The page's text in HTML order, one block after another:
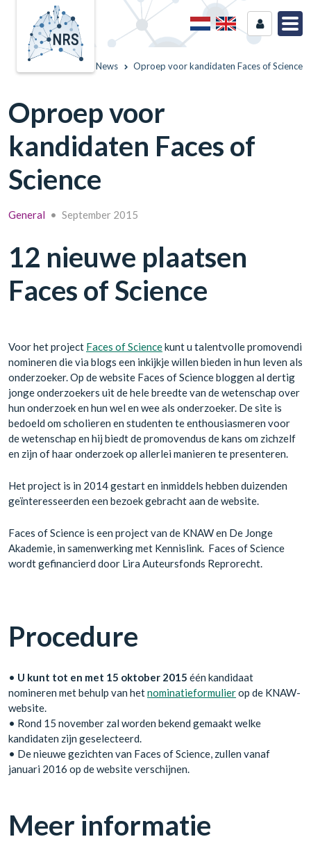
News Oproep voor kandidaten Faces of Science
Oproep voor
kandidaten Faces of
Science
General • September 2015
12 nieuwe plaatsen
Faces of Science
Voor het project Faces of Sciencekunt u talentvolle promovendi
nomineren die via blogs een inkijkje willen bieden in hun leven als
onderzoeker. Op de website Faces of Science bloggen al dertig
jonge onderzoekers uit de hele breedte van de wetenschap over
hun onderzoek en hun wel en wee als onderzoeker. De site is
bedoeld om scholieren en studenten te enthousiasmeren voor
de wetenschap en hij biedt de promovendus de kans om zichzelf
en zijn of haar onderzoek op allerlei manieren te presenteren.
Het project is in 2014 gestart en inmiddels hebben duizenden
geïnteresseerden een bezoek gebracht aan de website.
Faces of Science is een project van de KNAW en De Jonge
Akademie, in samenwerking met Kennislink. Faces of Science
wordt gefinancierd door Lira Auteursfonds Reprorecht.
Procedure
• U kunt tot en met 15 oktober 2015 één kandidaat
nomineren met behulp van hetnominatieformulierop de KNAW-
website.
• Rond 15 november zal worden bekend gemaakt welke
kandidaten zijn geselecteerd.
• De nieuwe gezichten van Faces of Science, zullen vanaf
januari 2016 op de website verschijnen.
Meer informatie